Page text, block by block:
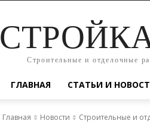
Строительные и отделочные
ГЛАВНАЯ СТАТЬИ И
Главная Новости Строительные и